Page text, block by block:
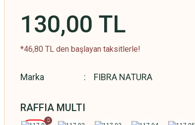
130,00 TL
*46,80 TL den başlayan taksitlerle!
Marka FIBRA NATURA
RAFFIA MULTI